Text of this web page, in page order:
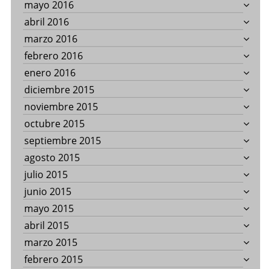
mayo 2016
abril 2016
marzo 2016
febrero 2016
enero 2016
diciembre 2015
noviembre 2015
octubre 2015
septiembre 2015
agosto 2015
julio 2015
junio 2015
mayo 2015
abril 2015
marzo 2015
febrero 2015